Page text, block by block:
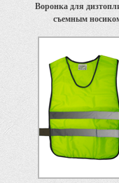
Воронка для
съемным